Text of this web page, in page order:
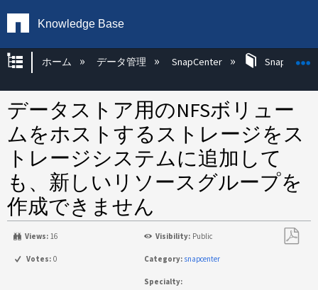
Knowledge Base
グローバル階層を展開/折りたたむ
ホーム データ管理 SnapCenter SnapCenter
データストア用のNFSボリュー
ムをホストするストレージをス
トレージシステムに追加して
も、新しいリソースグループを
作成できません
Views: 16 Visibility: Public
Votes: 0 Category: snapcenter
Specialty: